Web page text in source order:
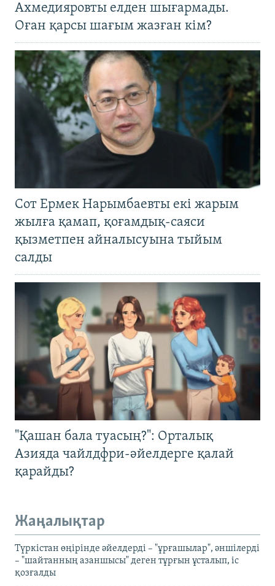
Ахмедияровты елден шығармады.
Оған қарсы шағым жазған кім?
Сот Ермек Нарымбаевты екі жарым
жылға қамап, қоғамдық-саяси
қызметпен айналысуына тыйым
салды
"Қашан бала туасың?": Орталық
Азияда чайлдфри-әйелдерге қалай
қарайды?
Жаңалықтар
Түркістан өңірінде әйелдерді – "ұрғашылар", әншілерді
– "шайтанның азаншысы" деген тұрғын ұсталып, іс
қозғалды